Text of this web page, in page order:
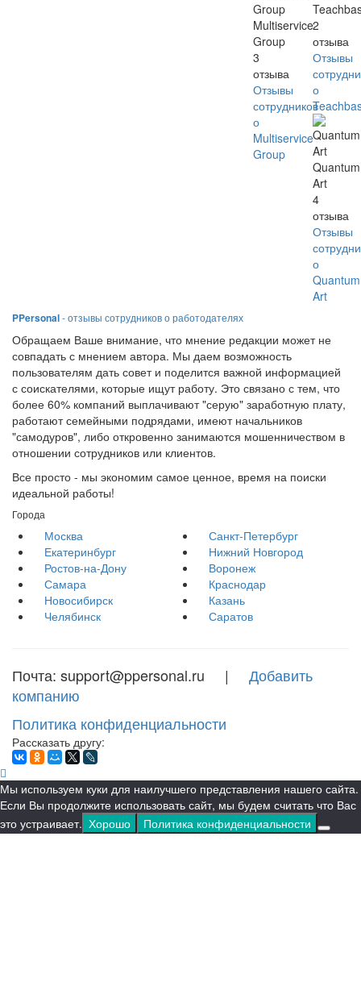
Multiservice
Group
3
отзыва
Отзывы
сотрудников
о
Multiservice
Group
2
отзыва
Отзывы
о
Quantum
Art
4
отзыва
Отзывы
о
Quantum
Art
PPersonal- отзывы сотрудников о работодателях
Обращаем Ваше внимание, что мнение редакции может не
совпадать с мнением автора. Мы даем возможность
пользователям дать совет и поделится важной информацией
с соискателями, которые ищут работу. Это связано с тем, что
более 60% компаний выплачивают "серую" заработную плату,
работают семейными подрядами, имеют начальников
"самодуров", либо откровенно занимаются мошенничеством в
отношении сотрудников или клиентов.
Все просто - мы экономим самое ценное, время на поиски
идеальной работы!
Города
Москва
Санкт-Петербург
Екатеринбург
Нижний Новгород
Ростов-на-Дону
Воронеж
Самара
Краснодар
Новосибирск
Казань
Челябинск
Саратов
Почта: support@ppersonal.ru | Добавить
компанию
Политика конфиденциальности
Рассказать другу:
Мы используем куки для наилучшего представления нашего сайта.
Если Вы продолжите использовать сайт, мы будем считать что Вас
это устраивает. Хорошо Политика конфиденциальности